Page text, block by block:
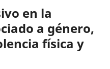
en la
a género,
física y